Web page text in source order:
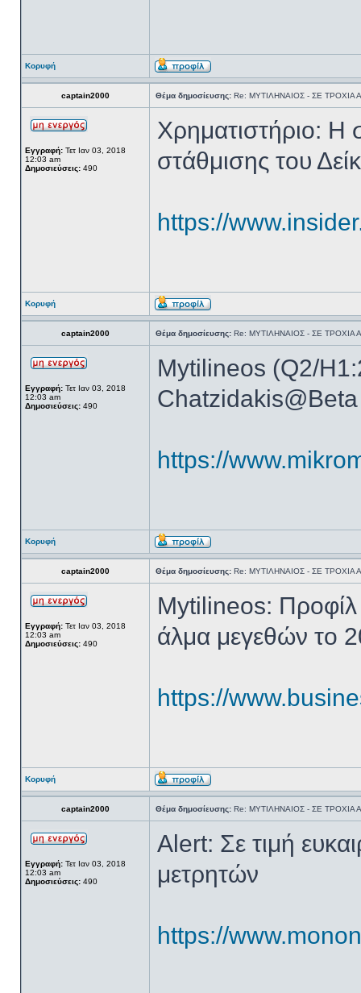
Κορυφή
captain2000 Θέμα δημοσίευσης: Re: ΜΥΤΙΛΗΝΑΙΟΣ - ΣΕ ΤΡΟΧΙΑ
Εγγραφή: Τετ Ιαν 03, 2018
12:03 am
Δημοσιεύσεις: 490
Χρηματιστήριο: Η
στάθμισης του
https://
Κορυφή
captain2000 Θέμα δημοσίευσης: Re: ΜΥΤΙΛΗΝΑΙΟΣ - ΣΕ ΤΡΟΧΙΑ
Εγγραφή: Τετ Ιαν 03, 2018
12:03 am
Δημοσιεύσεις: 490
Mytilineos (Q2/
https://
Κορυφή
captain2000 Θέμα δημοσίευσης: Re: ΜΥΤΙΛΗΝΑΙΟΣ - ΣΕ ΤΡΟΧΙΑ
Εγγραφή: Τετ Ιαν 03, 2018
12:03 am
Δημοσιεύσεις: 490
Mytilineos: Προφίλ
άλμα μεγεθών το
https://
Κορυφή
captain2000 Θέμα δημοσίευσης: Re: ΜΥΤΙΛΗΝΑΙΟΣ - ΣΕ ΤΡΟΧΙΑ
Εγγραφή: Τετ Ιαν 03, 2018
12:03 am
Δημοσιεύσεις: 490
Alert: Σε τιμή
μετρητών
https://